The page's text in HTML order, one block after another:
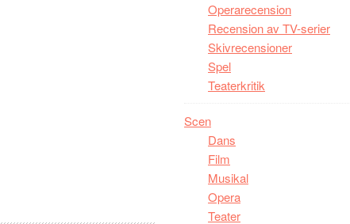
Operarecension
Recension av TV-serier
Skivrecensioner
Spel
Teaterkritik
Scen
Dans
Film
Musikal
Opera
Teater